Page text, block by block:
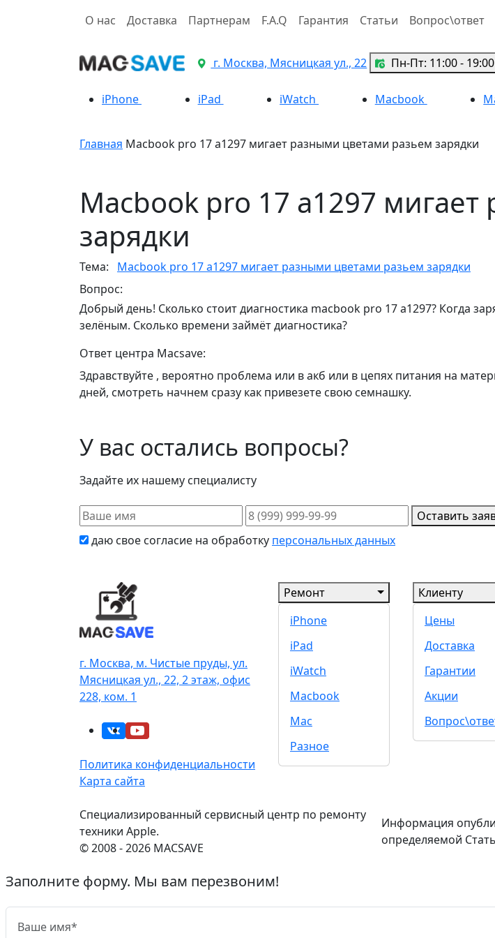
О нас Доставка Партнерам F.A.Q Гарантия Статьи Вопрос\ответ
г. Москва, Мясницкая ул., 22 Пн-Пт: 11:00 - 19:00
iPhone
iPad iWatch Macbook
Главная Macbook pro 17 a1297 мигает разными цветами разьем зарядки
Macbook pro 17 a1297
зарядки
Тема: Macbook pro 17 a1297 мигает разными цветами разьем зарядки
Вопрос:
Добрый день! Сколько стоит диагностика macbook pro 17 a1297? Когда
зелёным. Сколько времени займёт диагностика?
Ответ центра Macsave:
Здравствуйте , вероятно проблема или в акб или в цепях питания на
дней, смотреть начнем сразу как привезете свою семнашку.
У вас остались вопросы?
Задайте их нашему специалисту
Оставить
даю свое согласие на обработку персональных данных
г. Москва, м. Чистые пруды, ул.
Мясницкая ул., 22, 2 этаж, офис
228, ком. 1
Политика конфиденциальности
Карта сайта
Ремонт
iPhone
iPad
iWatch
Macbook
Mac
Разное
Клиенту
Цены
Доставка
Гарантии
Акции
Специализированный сервисный центр по ремонту
техники Apple.
© 2008 - 2026 MACSAVE
Информация
определяемой
Заполните форму. Мы вам перезвоним!